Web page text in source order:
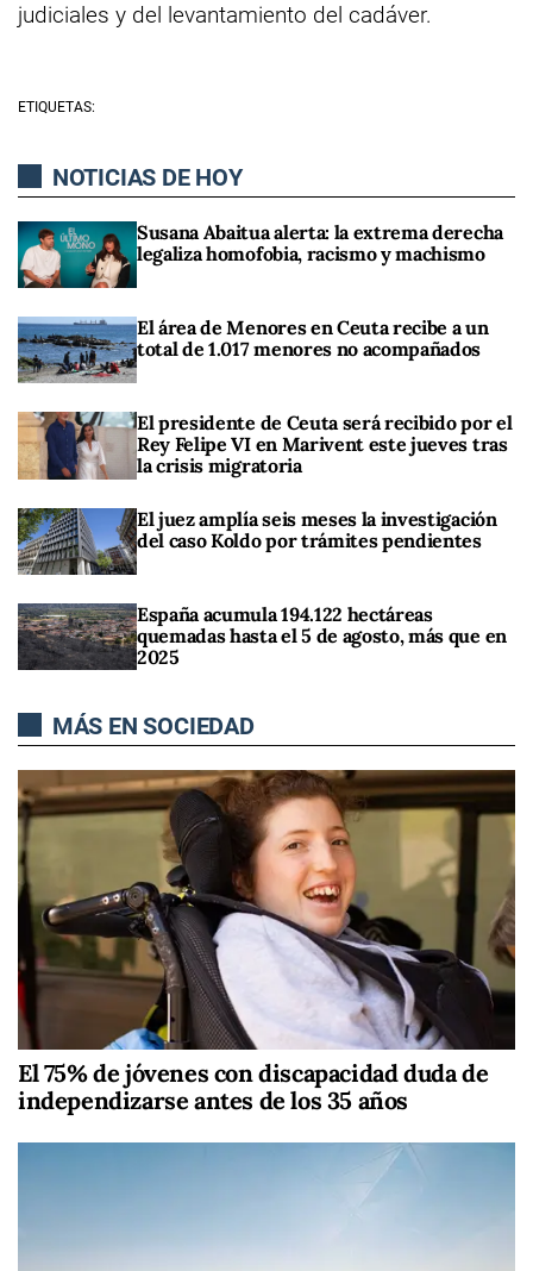
judiciales y del levantamiento del cadáver.
ETIQUETAS:
NOTICIAS DE HOY
Susana Abaitua alerta: la extrema derecha
legaliza homofobia, racismo y machismo
El área de Menores en Ceuta recibe a un
total de 1.017 menores no acompañados
El presidente de Ceuta será recibido por el
Rey Felipe VI en Marivent este jueves tras
la crisis migratoria
El juez amplía seis meses la investigación
del caso Koldo por trámites pendientes
España acumula 194.122 hectáreas
quemadas hasta el 5 de agosto, más que en
2025
MÁS EN SOCIEDAD
El 75% de jóvenes con discapacidad duda de
independizarse antes de los 35 años